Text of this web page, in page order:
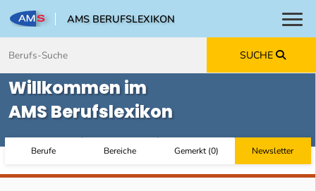
AMS BERUFSLEXIKON
SUCHE
Willkommen im
AMS Berufslexikon
Berufe Bereiche Gemerkt(0) Newsletter